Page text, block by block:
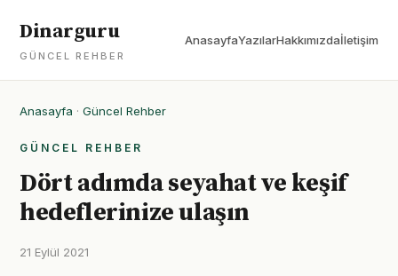
Dinarguru
GÜNCEL REHBER
AnasayfaYazılarHakkımızdaİletişim
Anasayfa · Güncel Rehber
GÜNCEL REHBER
Dört adımda seyahat ve keşif
hedeflerinize ulaşın
21 Eylül 2021